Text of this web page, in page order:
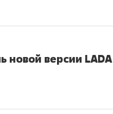
новой версии